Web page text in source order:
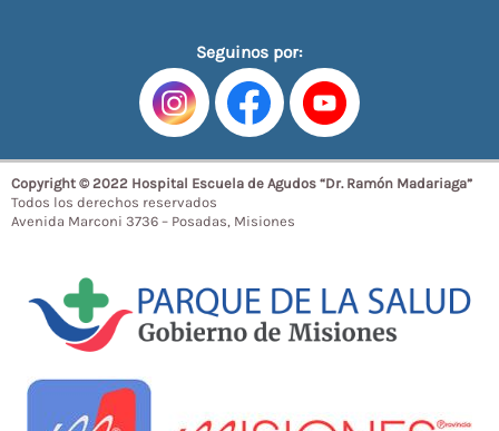
Seguinos por:
Copyright © 2022 Hospital Escuela de Agudos “Dr. Ramón Madariaga”
Todos los derechos reservados
Avenida Marconi 3736 – Posadas, Misiones